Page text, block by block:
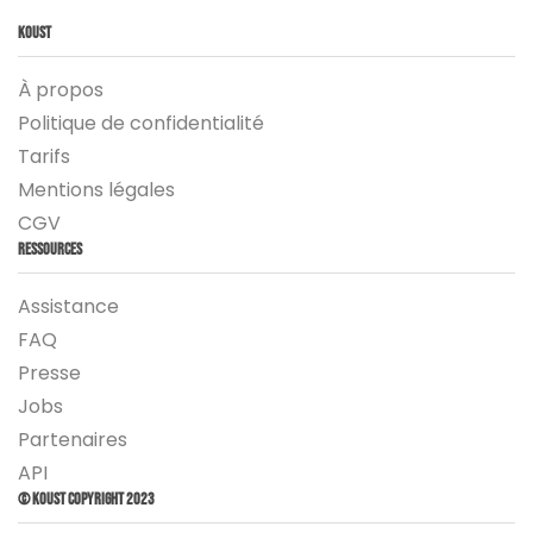
Koust
À propos
Politique de confidentialité
Tarifs
Mentions légales
CGV
Ressources
Assistance
FAQ
Presse
Jobs
Partenaires
API
© Koust Copyright 2023